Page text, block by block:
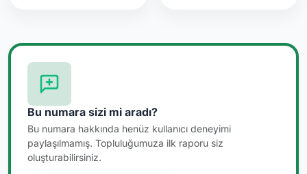
Bu numara sizi mi aradı?
Bu numara hakkında henüz kullanıcı deneyimi
paylaşılmamış. Topluluğumuza ilk raporu siz
oluşturabilirsiniz.